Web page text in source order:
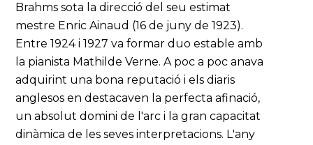
Brahms sota la direcció del seu estimat
mestre Enric Ainaud (16 de juny de 1923).
Entre 1924 i 1927 va formar duo estable amb
la pianista Mathilde Verne. A poc a poc anava
adquirint una bona reputació i els diaris
anglesos en destacaven la perfecta afinació,
un absolut domini de l'arc i la gran capacitat
dinàmica de les seves interpretacions. L'any